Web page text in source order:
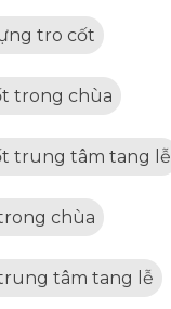
tro cốt
trong chùa
trung tâm tang lễ
chùa
tâm tang lễ